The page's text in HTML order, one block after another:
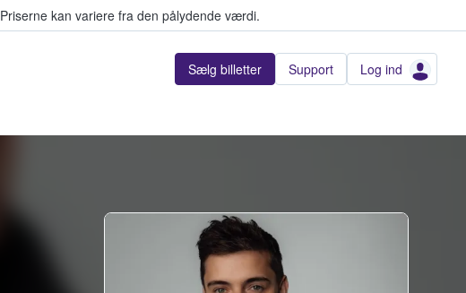
Priserne kan variere fra den pålydende værdi.
Sælg billetter Support Log ind